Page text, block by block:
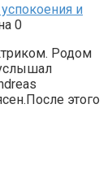
и
0
Родом
этого